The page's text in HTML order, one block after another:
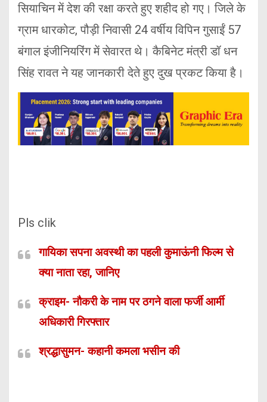
सियाचिन में देश की रक्षा करते हुए शहीद हो गए। जिले के
ग्राम धारकोट, पौड़ी निवासी 24 वर्षीय विपिन गुसाईं 57
बंगाल इंजीनियरिंग में सेवारत थे। कैबिनेट मंत्री डॉ धन
सिंह रावत ने यह जानकारी देते हुए दुख प्रकट किया है।
Pls clik
गायिका सपना अवस्थी का पहली कुमाऊंनी फिल्म से
क्या नाता रहा, जानिए
क्राइम- नौकरी के नाम पर ठगने वाला फर्जी आर्मी
अधिकारी गिरफ्तार
श्रद्धासुमन- कहानी कमला भसीन की